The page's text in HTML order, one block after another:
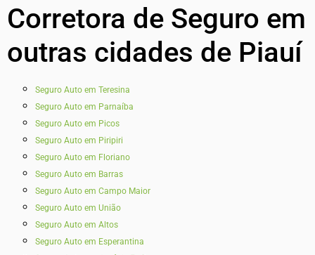
Corretora de Seguro em
outras cidades de Piauí
Seguro Auto em Teresina
Seguro Auto em Parnaíba
Seguro Auto em Picos
Seguro Auto em Piripiri
Seguro Auto em Floriano
Seguro Auto em Barras
Seguro Auto em Campo Maior
Seguro Auto em União
Seguro Auto em Altos
Seguro Auto em Esperantina